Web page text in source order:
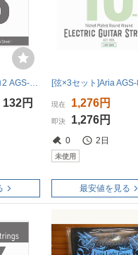
AriaProII アリアプロ2 AGS-8002L Light .013P エレキギター用 バラ弦
132円 現在 1,276円
即決 1,276円
0 2日
未使用
最安値を見る